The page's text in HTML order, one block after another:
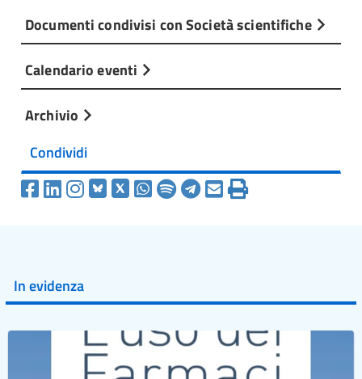
Documenti condivisi con Società scientifiche
Calendario eventi
Archivio
Condividi
In evidenza